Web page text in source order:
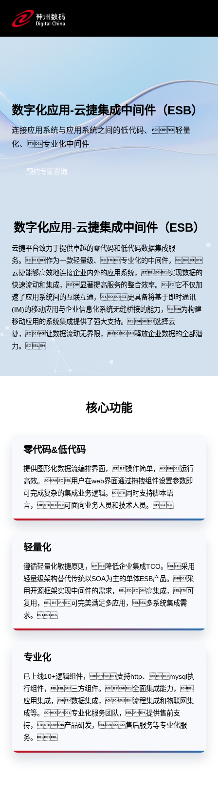
数字化应用-云捷集成中间件（ESB）
连接应用系统与应用系统之间的低代码、轻量
化、专业化中间件
预约专家咨询
数字化应用-云捷集成中间件（ESB）
云捷平台致力于提供卓越的零代码和低代码数据集成服
务。作为一款轻量级、专业化的中间件，
云捷能够高效地连接企业内外的应用系统，实现数据的
快速流动和集成，显著提高服务的整合效率。它不仅加
速了应用系统间的互联互通，更具备将基于即时通讯
(IM)的移动应用与企业信息化系统无缝桥接的能力，为构建
移动应用的系统集成提供了强大支持。选择云
捷，让数据流动无界限，释放企业数据的全部潜
力。
核心功能
零代码&低代码
提供图形化数据流编排界面，操作简单，运行
高效。用户在web界面通过拖拽组件设置参数即
可完成复杂的集成业务逻辑。同时支持脚本语
言，可面向业务人员和技术人员。
轻量化
遵循轻量化敏捷原则，降低企业集成TCO。采用
轻量级架构替代传统以SOA为主的单体ESB产品。采
用开源框架实现中间件的需求，高集成，可
复用，可完美满足多应用，多系统集成需
求。
专业化
已上线10+逻辑组件，支持http、mysql执
行组件，三方组件。全面集成能力，
应用集成，数据集成，流程集成和物联网集
成等。专业化服务团队，提供售前支
持，产品研发，售后服务等专业化服
务。